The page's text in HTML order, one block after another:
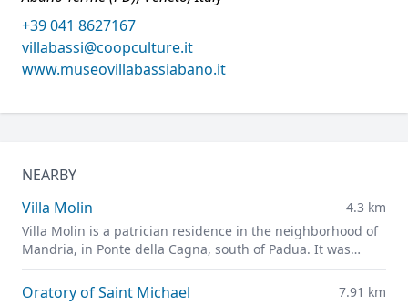
+39 041 8627167
villabassi@coopculture.it
www.museovillabassiabano.it
NEARBY
Villa Molin
4.3 km
Villa Molin is a patrician residence in the neighborhood of
Mandria, in Ponte della Cagna, south of Padua. It was
designed for Nicolò Molin, a Venetian noble, by Vincenzo
Scamozzi and completed in 1597.
Oratory of Saint Michael
7.91 km